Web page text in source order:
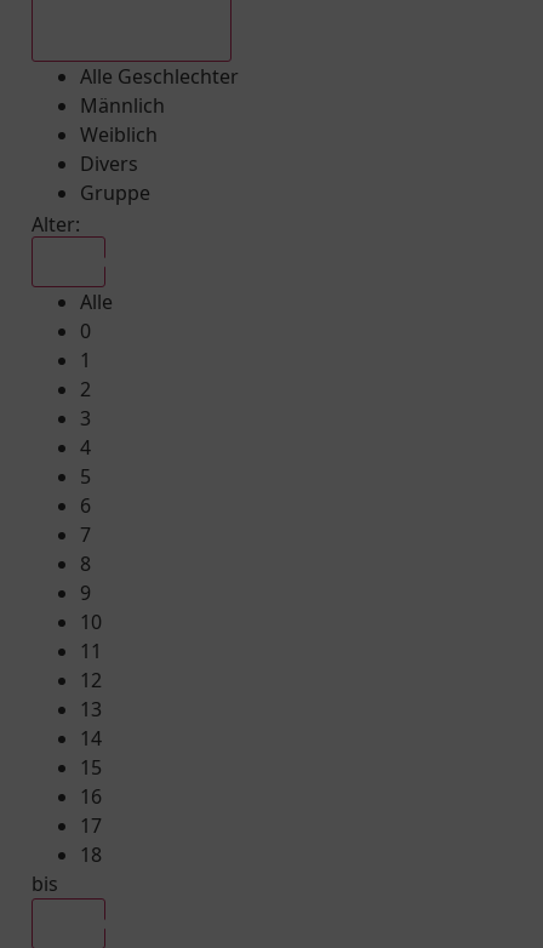
Alle Geschlechter
Männlich
Weiblich
Divers
Gruppe
Alter:
Alle
0
1
2
3
4
5
6
7
8
9
10
11
12
13
14
15
16
17
18
bis